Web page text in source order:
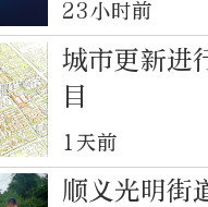
23小时前
城市更新进
目
1天前
顺义光明街